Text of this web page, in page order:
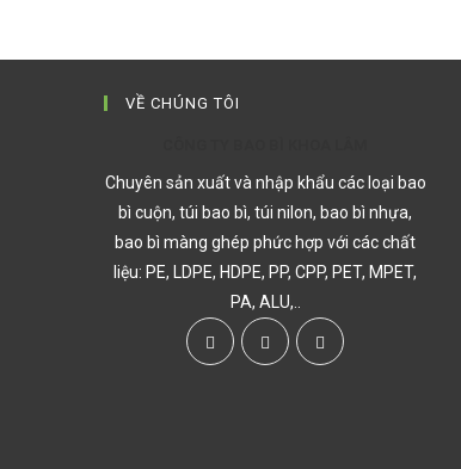
VỀ CHÚNG TÔI
Chuyên sản xuất và nhập khẩu các loại bao
bì cuộn, túi bao bì, túi nilon, bao bì nhựa,
bao bì màng ghép phức hợp với các chất
liệu: PE, LDPE, HDPE, PP, CPP, PET, MPET,
PA, ALU,..